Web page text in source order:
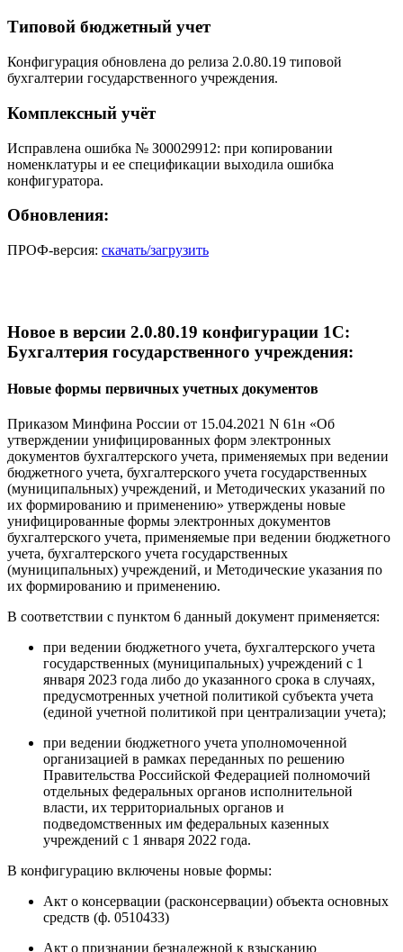
Типовой бюджетный учет
Конфигурация обновлена до релиза 2.0.80.19 типовой
бухгалтерии государственного учреждения.
Комплексный учёт
Исправлена ошибка № З00029912: при копировании
номенклатуры и ее спецификации выходила ошибка
конфигуратора.
Обновления:
ПРОФ-версия: скачать/загрузить
Новое в версии 2.0.80.19 конфигурации 1С:
Бухгалтерия государственного учреждения:
Новые формы первичных учетных документов
Приказом Минфина России от 15.04.2021 N 61н «Об
утверждении унифицированных форм электронных
документов бухгалтерского учета, применяемых при ведении
бюджетного учета, бухгалтерского учета государственных
(муниципальных) учреждений, и Методических указаний по
их формированию и применению» утверждены новые
унифицированные формы электронных документов
бухгалтерского учета, применяемые при ведении бюджетного
учета, бухгалтерского учета государственных
(муниципальных) учреждений, и Методические указания по
их формированию и применению.
В соответствии с пунктом 6 данный документ применяется:
при ведении бюджетного учета, бухгалтерского учета
государственных (муниципальных) учреждений с 1
января 2023 года либо до указанного срока в случаях,
предусмотренных учетной политикой субъекта учета
(единой учетной политикой при централизации учета);
при ведении бюджетного учета уполномоченной
организацией в рамках переданных по решению
Правительства Российской Федерацией полномочий
отдельных федеральных органов исполнительной
власти, их территориальных органов и
подведомственных им федеральных казенных
учреждений с 1 января 2022 года.
В конфигурацию включены новые формы:
Акт о консервации (расконсервации) объекта основных
средств (ф. 0510433)
Акт о признании безнадежной к взысканию